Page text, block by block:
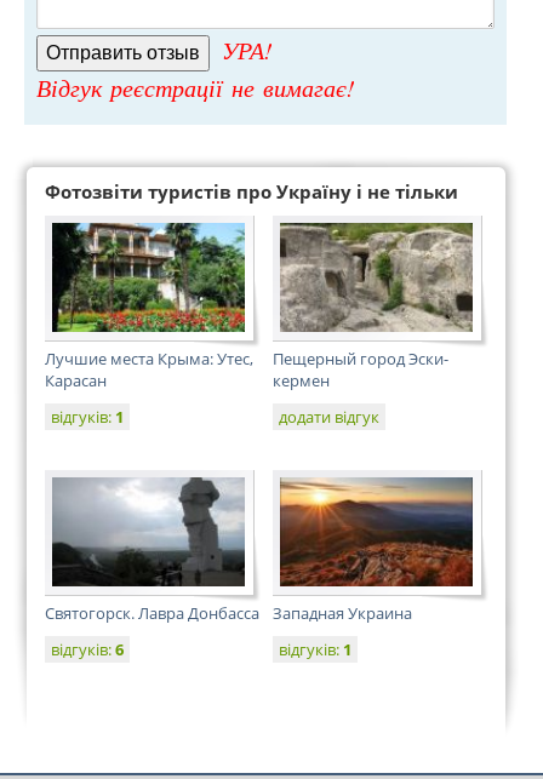
УРА!
Відгук реєстрації не вимагає!
Фотозвіти туристів про Україну і не тільки
Лучшие места Крыма: Утес,
Карасан
відгуків: 1
Пещерный город Эски-
кермен
додати відгук
Святогорск. Лавра Донбасса
відгуків:6
Западная Украина
відгуків: 1